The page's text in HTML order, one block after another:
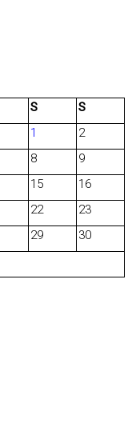
S
S
1
2
8
9
15
16
22
23
29
30